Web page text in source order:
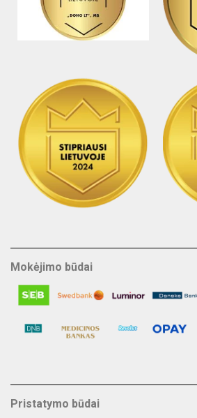
Mokėjimo būdai
Pristatymo būdai